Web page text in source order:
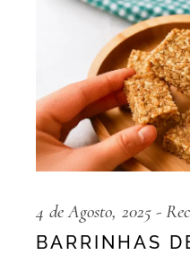
4 de Agosto, 2025
BARRINHAS